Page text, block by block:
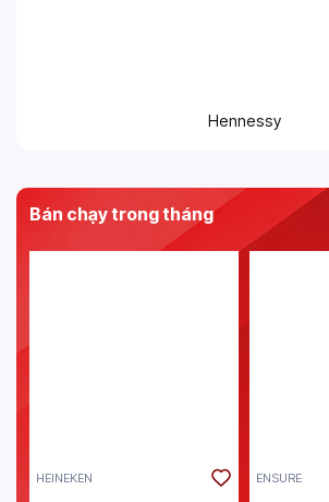
Hennessy
Bán chạy trong tháng
HEINEKEN ENSURE